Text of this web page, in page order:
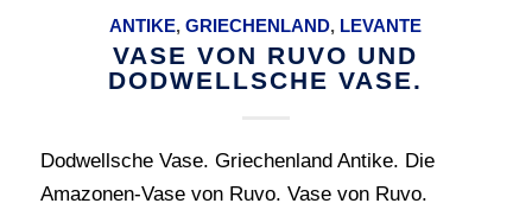
ANTIKE,GRIECHENLAND, LEVANTE
VASE VON RUVO UND
DODWELLSCHE VASE.
Dodwellsche Vase. Griechenland Antike. Die
Amazonen-Vase von Ruvo. Vase von Ruvo.